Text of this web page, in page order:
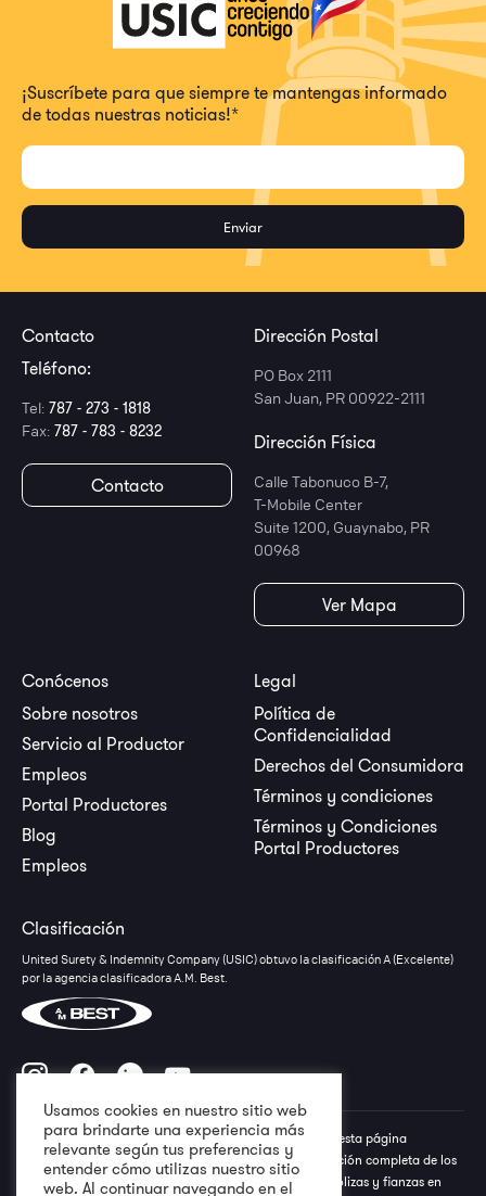
¡Suscríbete para que siempre te mantengas informado
de todas nuestras noticias!*
Contacto
Teléfono:
Tel: 787 - 273 - 1818
Fax: 787 - 783 - 8232
Contacto
Dirección Postal
PO Box 2111
San Juan, PR 00922-2111
Dirección Física
Calle Tabonuco B-7,
T-Mobile Center
Suite 1200, Guaynabo, PR
00968
Ver Mapa
Conócenos
Sobre nosotros
Servicio al Productor
Empleos
Portal Productores
Blog
Empleos
Legal
Política de
Confidencialidad
Derechos del Consumidora
Términos y condiciones
Términos y Condiciones
Portal Productores
Clasificación
United Surety & Indemnity Company (USIC) obtuvo la clasificación A (Excelente)
por la agencia clasificadora A.M. Best.
Todos los derechos reservados a USIC © Lo descrito en esta página
electrónica no debe interpretarse como una representación completa de los
términos, condiciones y exclusiones especiales de las pólizas y fianzas en
Usamos cookies en nuestro sitio web
para brindarte una experiencia más
relevante según tus preferencias y
entender cómo utilizas nuestro sitio
web. Al continuar navegando en el